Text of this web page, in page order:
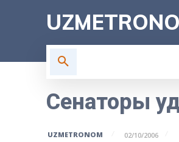
Сенаторы
UZMETRONOM 02/10/2006